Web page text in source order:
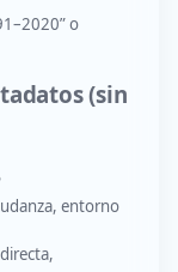
o
(sin
entorno